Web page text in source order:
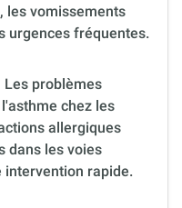
les vomissements
urgences fréquentes.
Les problèmes
chez les
allergiques
dans les voies
intervention rapide.